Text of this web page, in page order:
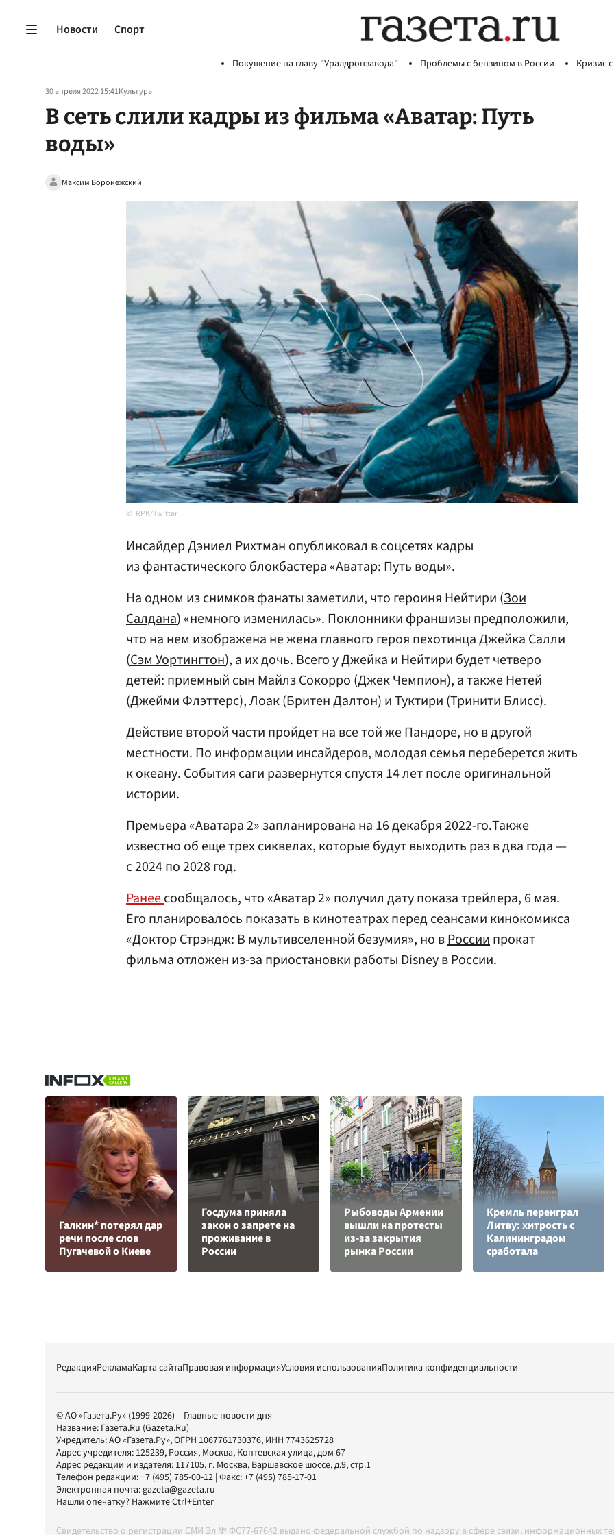
Новости Спорт
Покушение на главу "Уралдронзавода" Проблемы с бензином в России Кризис
30 апреля 2022 15:41Культура
В сеть слили кадры из фильма «Аватар: Путь
воды»
Максим Воронежский
RPK/Twitter
Инсайдер Дэниел Рихтман опубликовал в соцсетях кадры
из фантастического блокбастера «Аватар: Путь воды».
На одном из снимков фанаты заметили, что героиня Нейтири (Зои
Салдана) «немного изменилась». Поклонники франшизы предположили,
что на нем изображена не жена главного героя пехотинца Джейка Салли
(Сэм Уортингтон), а их дочь. Всего у Джейка и Нейтири будет четверо
детей: приемный сын Майлз Сокорро (Джек Чемпион), а также Нетей
(Джейми Флэттерс), Лоак (Бритен Далтон) и Туктири (Тринити Блисс).
Действие второй части пройдет на все той же Пандоре, но в другой
местности. По информации инсайдеров, молодая семья переберется жить
к океану. События саги развернутся спустя 14 лет после оригинальной
истории.
Премьера «Аватара 2» запланирована на 16 декабря 2022-го.Также
известно об еще трех сиквелах, которые будут выходить раз в два года —
с 2024 по 2028 год.
Ранеесообщалось, что «Аватар 2» получил дату показа трейлера, 6 мая.
Его планировалось показать в кинотеатрах перед сеансами кинокомикса
«Доктор Стрэндж: В мультивселенной безумия», но вРоссиипрокат
фильма отложен из-за приостановки работы Disney в России.
Галкин* потерял дар
речи после слов
Пугачевой о Киеве
Госдума приняла
закон о запрете на
проживание в
России
Рыбоводы Армении
вышли на протесты
из-за закрытия
рынка России
Кремль переиграл
Литву: хитрость с
Калининградом
сработала
РедакцияРекламаКарта сайтаПравовая информацияУсловия использованияПолитика конфиденциальности
© АО «Газета.Ру» (1999-2026) – Главные новости дня
Название: Газета.Ru (Gazeta.Ru)
Учредитель:АО «Газета.Ру», ОГРН 1067761730376, ИНН 7743625728
Адрес учредителя: 125239, Россия, Москва, Коптевская улица, дом 67
Адрес редакции и издателя: 117105, г. Москва, Варшавское шоссе, д.9, стр.1
Телефон редакции:+7 (495) 785-00-12 | Факс:+7 (495) 785-17-01
Электронная почта:gazeta@gazeta.ru
Нашли опечатку? Нажмите Ctrl+Enter
Свидетельство о регистрации СМИ Эл № ФС77-67642 выдано федеральной службой по надзору в сфере связи, информационных